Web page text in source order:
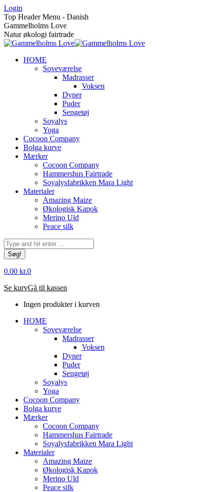
Skip
to
content
Login
Top Header Menu - Danish
Gammelholms Love
Natur økologi fairtrade
HOME
Soveværelse
Madrasser
Voksen
Dyner
Puder
Sengetøj
Soyalys
Yoga
Cocoon Company
Bolga kurve
Mærker
Cocoon Company
Hammershus Fairtrade
Soyalysfabrikken Mara Light
Materialer
Amazing Maize
Økologisk Kapok
Merino Uld
Peace silk
Søg:
0.00 kr.0
Se kurvGå til kassen
Ingen produkter i kurven
HOME
Soveværelse
Madrasser
Voksen
Dyner
Puder
Sengetøj
Soyalys
Yoga
Cocoon Company
Bolga kurve
Mærker
Cocoon Company
Hammershus Fairtrade
Soyalysfabrikken Mara Light
Materialer
Amazing Maize
Økologisk Kapok
Merino Uld
Peace silk